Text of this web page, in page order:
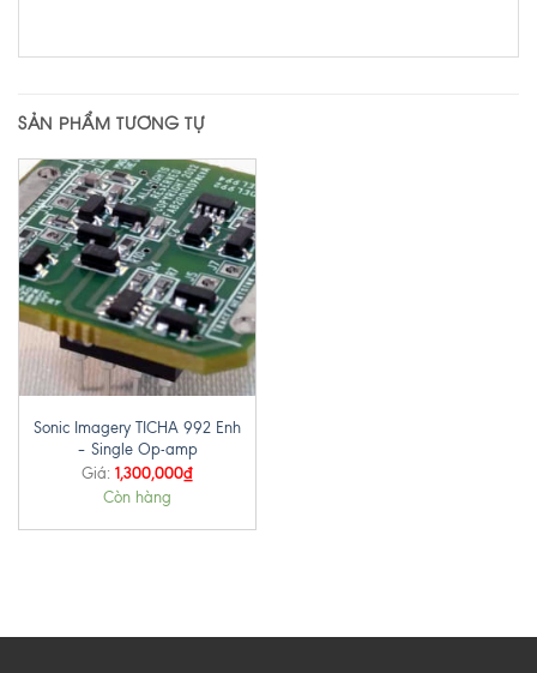
SẢN PHẨM TƯƠNG TỰ
Sonic Imagery TICHA 992 Enh
– Single Op-amp
Giá: 1,300,000₫
Còn hàng